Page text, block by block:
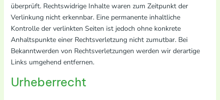
überprüft. Rechtswidrige Inhalte waren zum Zeitpunkt der
Verlinkung nicht erkennbar. Eine permanente inhaltliche
Kontrolle der verlinkten Seiten ist jedoch ohne konkrete
Anhaltspunkte einer Rechtsverletzung nicht zumutbar. Bei
Bekanntwerden von Rechtsverletzungen werden wir derartige
Links umgehend entfernen.
Urheberrecht